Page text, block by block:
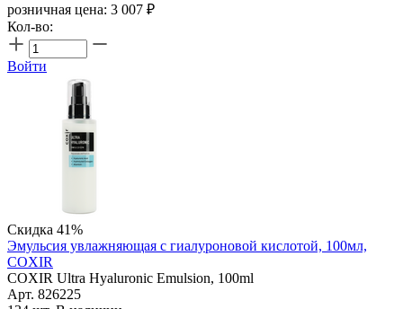
розничная цена: 3 007 ₽
Кол-во:
Войти
Скидка 41%
Эмульсия увлажняющая с гиалуроновой кислотой, 100мл,
COXIR
COXIR Ultra Hyaluronic Emulsion, 100ml
Арт. 826225